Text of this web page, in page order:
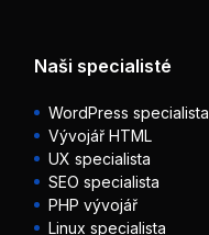
Naši specialisté
WordPress specialista
Vývojář HTML
UX specialista
SEO specialista
PHP vývojář
Linux specialista